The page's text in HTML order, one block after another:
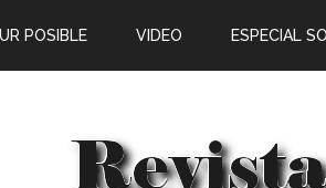
POSIBLE VIDEO ESPECIAL